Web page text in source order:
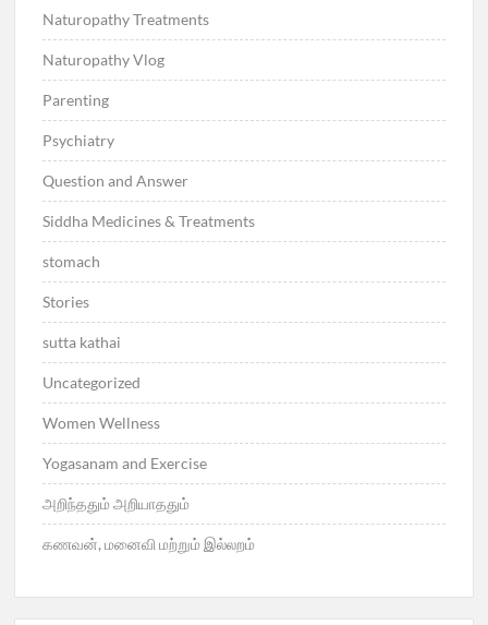
Naturopathy Treatments
Naturopathy Vlog
Parenting
Psychiatry
Question and Answer
Siddha Medicines & Treatments
stomach
Stories
sutta kathai
Uncategorized
Women Wellness
Yogasanam and Exercise
அறிந்ததும் அறியாததும்
கணவன், மனைவி மற்றும் இல்லறம்